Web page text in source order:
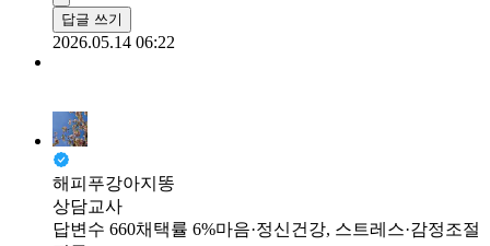
답글 쓰기
2026.05.14 06:22
해피푸강아지똥
상담교사
답변수 660채택률 6%마음·정신건강, 스트레스·감정조절